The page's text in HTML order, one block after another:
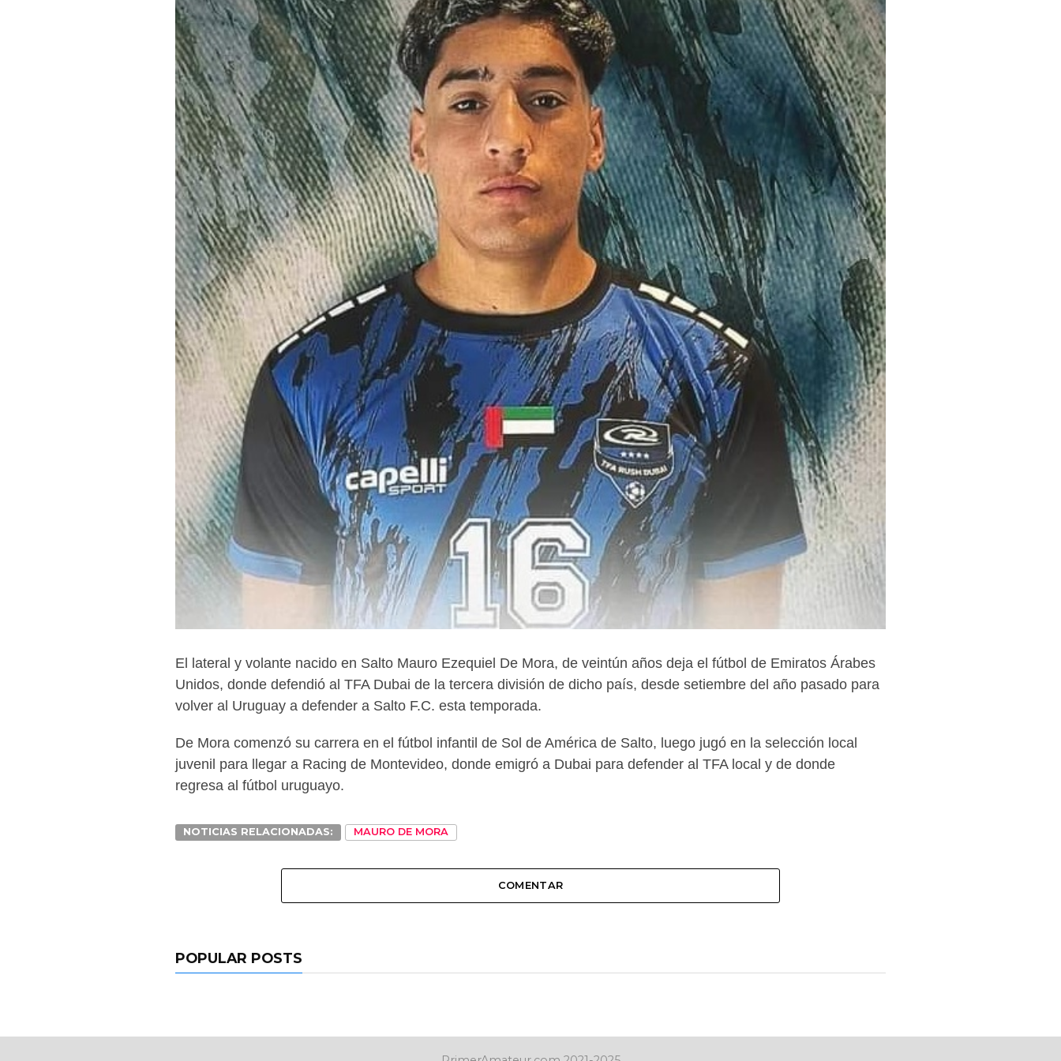
El lateral y volante nacido en Salto Mauro Ezequiel De Mora, de veintún años deja el fútbol de Emiratos Árabes
Unidos, donde defendió al TFA Dubai de la tercera división de dicho país, desde setiembre del año pasado para
volver al Uruguay a defender a Salto F.C. esta temporada.
De Mora comenzó su carrera en el fútbol infantil de Sol de América de Salto, luego jugó en la selección local
juvenil para llegar a Racing de Montevideo, donde emigró a Dubai para defender al TFA local y de donde
regresa al fútbol uruguayo.
NOTICIAS RELACIONADAS: MAURO DE MORA
COMENTAR
POPULAR POSTS